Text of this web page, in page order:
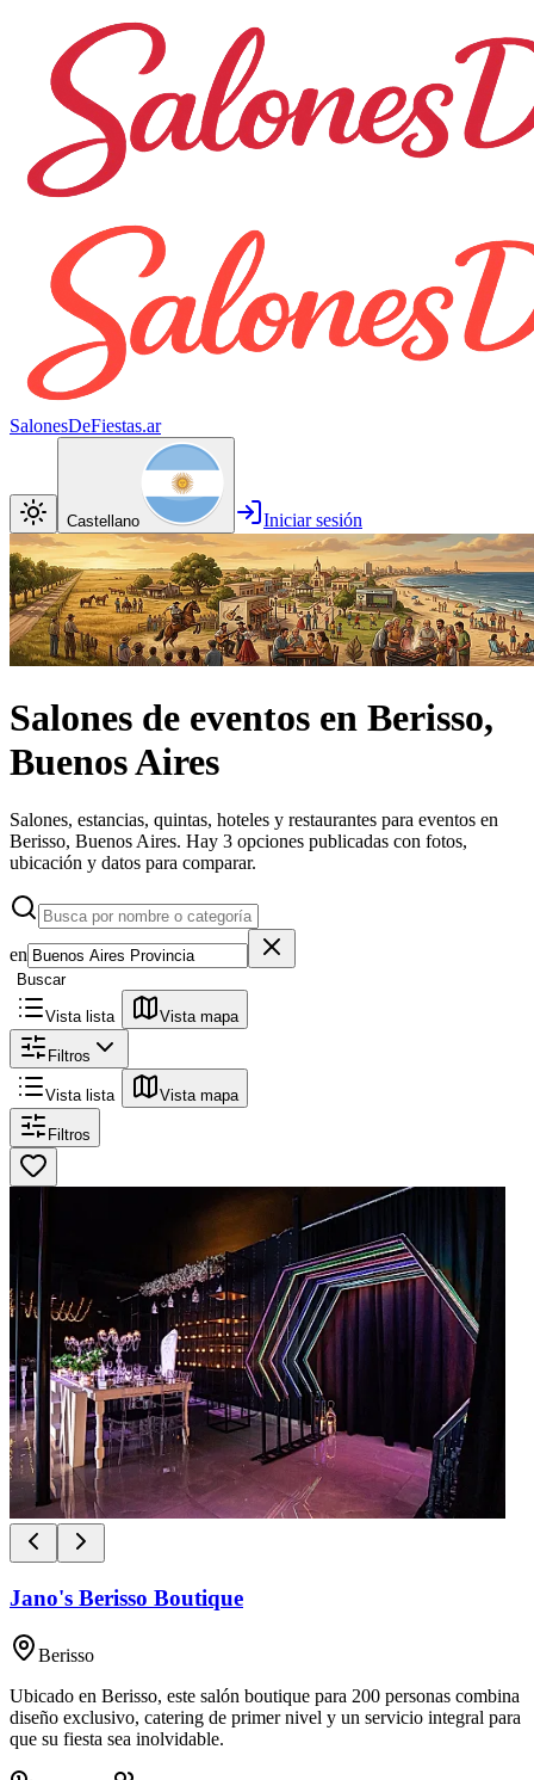
SalonesDeFiestas.ar
Castellano Iniciar sesión
Salones de eventos en Berisso,
Buenos Aires
Salones, estancias, quintas, hoteles y restaurantes para eventos en
Berisso, Buenos Aires. Hay 3 opciones publicadas con fotos,
ubicación y datos para comparar.
en
Buscar
Vista lista Vista mapa
Filtros
Vista lista Vista mapa
Filtros
Jano's Berisso Boutique
Berisso
Ubicado en Berisso, este salón boutique para 200 personas combina
diseño exclusivo, catering de primer nivel y un servicio integral para
que su fiesta sea inolvidable.